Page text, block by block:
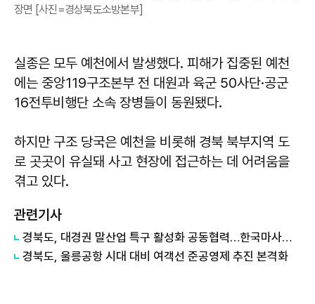
장면 [사진=경상북도소방본부]
실종은 모두 예천에서 발생했다. 피해가 집중된 예천
에는 중앙119구조본부 전 대원과 육군 50사단·공군
16전투비행단 소속 장병들이 동원됐다.
하지만 구조 당국은 예천을 비롯해 경북 북부지역 도
로 곳곳이 유실돼 사고 현장에 접근하는 데 어려움을
겪고 있다.
관련기사
경북도, 대경권 말산업 특구 활성화 공동협력…한국마사회 영천 유치 힘 모아
경북도, 울릉공항 시대 대비 여객선 준공영제 추진 본격화